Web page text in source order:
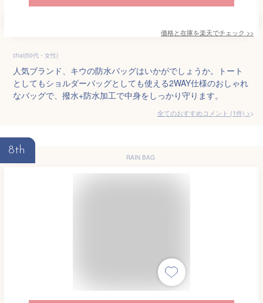
価格と在庫を楽天でチェック >>
chai(50代・女性)
人気ブランド、キウの防水バッグはいかがでしょうか。トート
としてもショルダーバッグとしても使える2WAY仕様のおしゃれ
なバッグで、撥水+防水加工で中身をしっかり守ります。
全てのおすすめコメント (1件) >
8th
RAIN BAG